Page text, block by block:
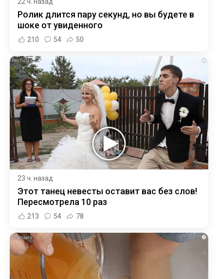
Ролик длится пару секунд, но вы будете в
шоке от увиденного
210 54 50
i
23 ч. назад
Этот танец невесты оставит вас без слов!
Пересмотрела 10 раз
213 54 78
i